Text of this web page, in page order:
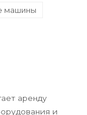
машины
аренду
и